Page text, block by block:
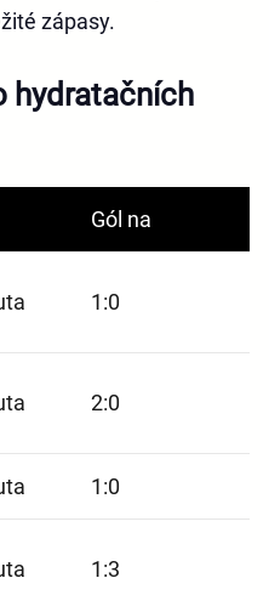
zápasy.
hydratačních
Gól na
1:0
2:0
1:0
1:3